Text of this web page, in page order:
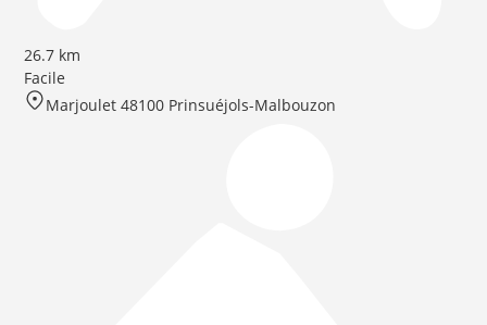
26.7 km
Facile
Marjoulet 48100 Prinsuéjols-Malbouzon